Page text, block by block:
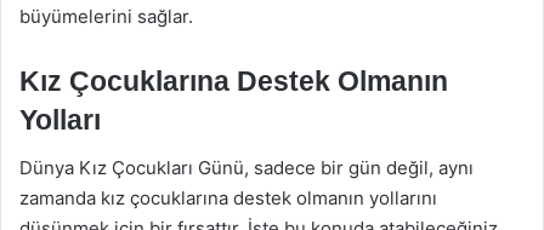
büyümelerini sağlar.
Kız Çocuklarına Destek Olmanın
Yolları
Dünya Kız Çocukları Günü, sadece bir gün değil, aynı
zamanda kız çocuklarına destek olmanın yollarını